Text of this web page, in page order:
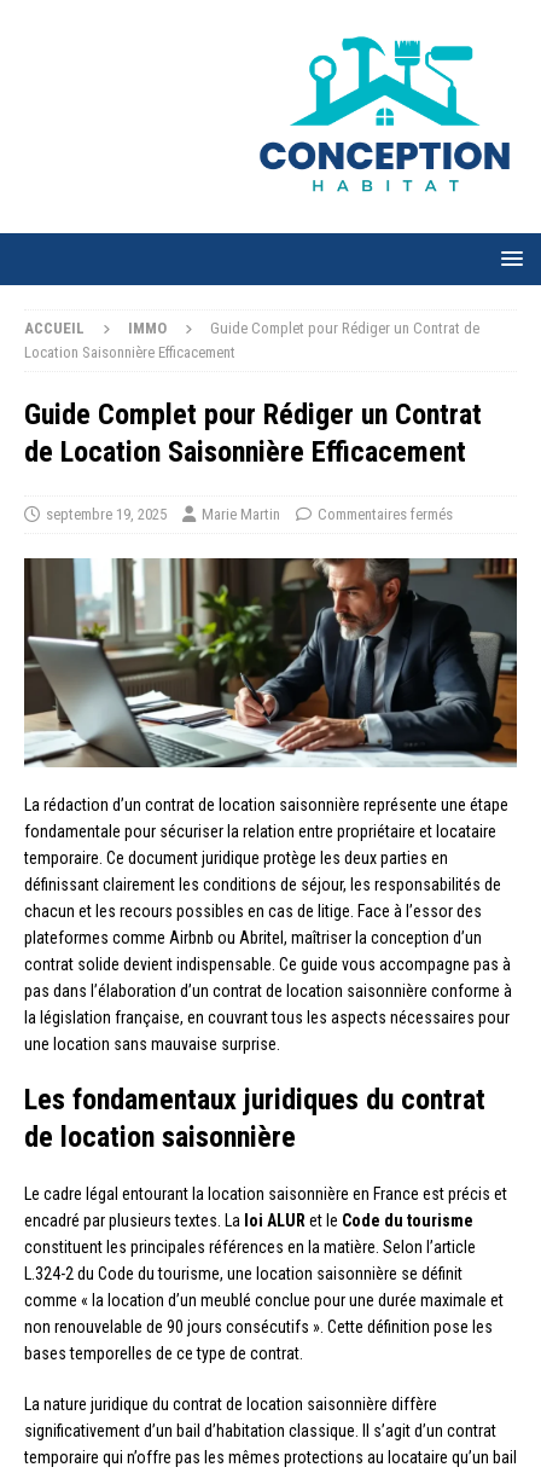
ACCUEIL IMMO
Guide Complet pour Rédiger un Contrat de
Location Saisonnière Efficacement
Guide Complet pour Rédiger un Contrat
de Location Saisonnière Efficacement
septembre 19, 2025 Marie Martin Commentaires fermés
La rédaction d’un contrat de location saisonnière représente une étape
fondamentale pour sécuriser la relation entre propriétaire et locataire
temporaire. Ce document juridique protège les deux parties en
définissant clairement les conditions de séjour, les responsabilités de
chacun et les recours possibles en cas de litige. Face à l’essor des
plateformes comme Airbnb ou Abritel, maîtriser la conception d’un
contrat solide devient indispensable. Ce guide vous accompagne pas à
pas dans l’élaboration d’un contrat de location saisonnière conforme à
la législation française, en couvrant tous les aspects nécessaires pour
une location sans mauvaise surprise.
Les fondamentaux juridiques du contrat
de location saisonnière
Le cadre légal entourant la location saisonnière en France est précis et
encadré par plusieurs textes. La loi ALUR et le Code du tourisme
constituent les principales références en la matière. Selon l’article
L.324-2 du Code du tourisme, une location saisonnière se définit
comme « la location d’un meublé conclue pour une durée maximale et
non renouvelable de 90 jours consécutifs ». Cette définition pose les
bases temporelles de ce type de contrat.
La nature juridique du contrat de location saisonnière diffère
significativement d’un bail d’habitation classique. Il s’agit d’un contrat
temporaire qui n’offre pas les mêmes protections au locataire qu’un bail